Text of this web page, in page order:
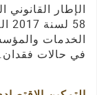
الإطار
في حالات